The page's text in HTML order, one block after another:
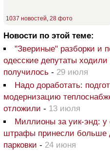
1037 новостей 28 фото
Новости по этой теме:
"Звериные" разборки и
одесские депутаты ходили
получилось - 29 июля
Надо доработать:
модернизацию
отложили - 13 июля
Миллионы за уик-энд: у
штрафы принесли больше
парковки - 24 июня